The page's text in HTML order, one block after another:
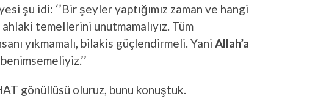
şu idi: ‘’Bir şeyler yaptığımız zaman ve hangi
temellerini unutmamalıyız. Tüm
yıkmamalı, bilakis güçlendirmeli. Yani Allah’a
gönüllüsü oluruz, bunu konuştuk.